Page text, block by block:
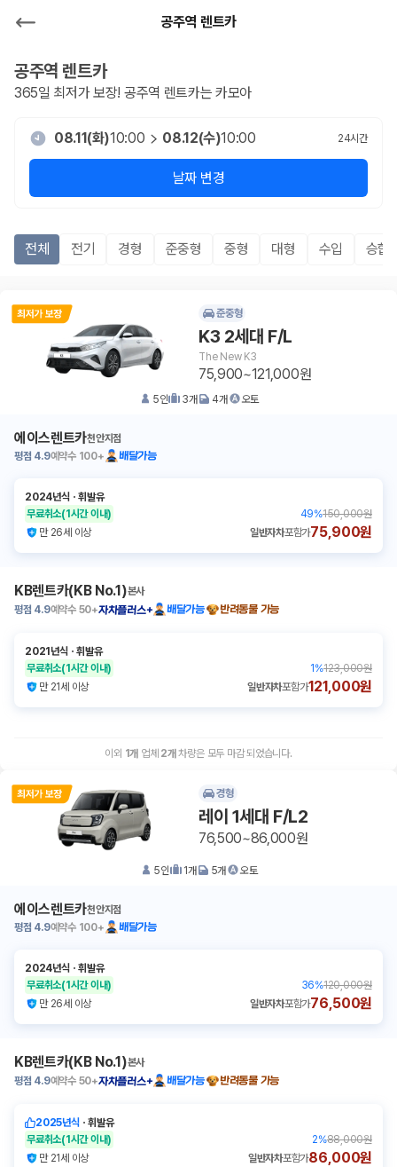
공주역 렌트카
공주역 렌트카
365일 최저가 보장! 공주역 렌트카는 카모아
08.11(화)10:00 08.12(수)10:00 24시간
날짜 변경
전체 전기 경형 준중형 중형 대형 수입 승합
준중형
K3 2세대 F/L
The New K3
75,900~121,000원
5인 3개 4개 오토
에이스렌트카천안지점
평점 4.9예약수 100+ 배달가능
2024년식 ㆍ휘발유
무료취소(1시간 이내) 49%150,000원
만 26세 이상
일반자차포함가75,900원
KB렌트카(KB No.1)본사
평점 4.9예약수 50+자차플러스+ 배달가능 반려동물 가능
2021년식 ㆍ휘발유
무료취소(1시간 이내) 1 %123,000원
만 21세 이상
일반자차포함가121,000원
이외 1개 업체 2개 차량은 모두 마감 되었습니다.
경형
레이 1세대 F/L2
76,500~86,000원
5인 1개 5개 오토
에이스렌트카천안지점
평점 4.9예약수 100+ 배달가능
2024년식 ㆍ휘발유
무료취소(1시간 이내) 36%120,000원
만 26세 이상
일반자차포함가76,500원
KB렌트카(KB No.1)본사
평점 4.9예약수 50+자차플러스+ 배달가능 반려동물 가능
2025년식 ㆍ휘발유
무료취소(1시간 이내) 2%88,000원
만 21세 이상
일반자차포함가86,000원